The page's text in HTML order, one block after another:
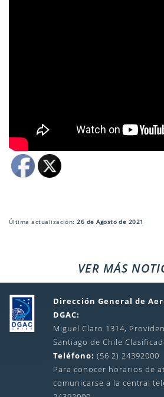
Última actualización:26 de Agosto de 2021
VER MÁS
Dirección General de
DGAC:
Miguel Claro 1314,
Santiago de Chile
Teléfono: (56 2) 24392000
Para conocer horarios de
comunicarse a la central